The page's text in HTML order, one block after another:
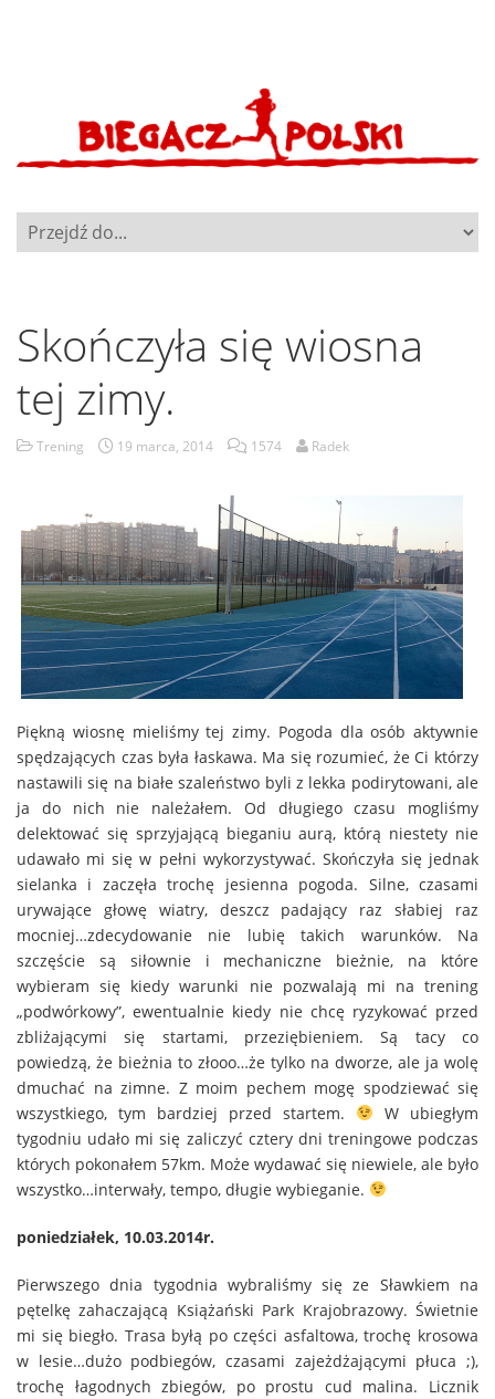
Skończyła się wiosna
tej zimy.
Trening 19 marca, 2014 1574 Radek
Piękną wiosnę mieliśmy tej zimy. Pogoda dla osób aktywnie
spędzających czas była łaskawa. Ma się rozumieć, że Ci którzy
nastawili się na białe szaleństwo byli z lekka podirytowani, ale
ja do nich nie należałem. Od długiego czasu mogliśmy
delektować się sprzyjającą bieganiu aurą, którą niestety nie
udawało mi się w pełni wykorzystywać. Skończyła się jednak
sielanka i zaczęła trochę jesienna pogoda. Silne, czasami
urywające głowę wiatry, deszcz padający raz słabiej raz
mocniej…zdecydowanie nie lubię takich warunków. Na
szczęście są siłownie i mechaniczne bieżnie, na które
wybieram się kiedy warunki nie pozwalają mi na trening
„podwórkowy”, ewentualnie kiedy nie chcę ryzykować przed
zbliżającymi się startami, przeziębieniem. Są tacy co
powiedzą, że bieżnia to złooo…że tylko na dworze, ale ja wolę
dmuchać na zimne. Z moim pechem mogę spodziewać się
wszystkiego, tym bardziej przed startem.
W ubiegłym
tygodniu udało mi się zaliczyć cztery dni treningowe podczas
których pokonałem 57km. Może wydawać się niewiele, ale było
wszystko…interwały, tempo, długie wybieganie.
poniedziałek, 10.03.2014r.
Pierwszego dnia tygodnia wybraliśmy się ze Sławkiem na
pętelkę zahaczającą Książański Park Krajobrazowy. Świetnie
mi się biegło. Trasa byłą po części asfaltowa, trochę krosowa
w lesie…dużo podbiegów, czasami zajeżdżającymi płuca ;),
trochę łagodnych zbiegów, po prostu cud malina. Licznik